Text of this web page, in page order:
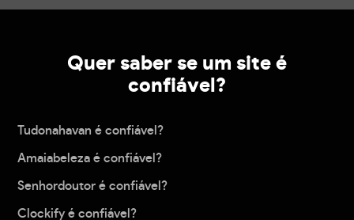
Quer saber se um site é
confiável?
Tudonahavan é confiável?
Amaiabeleza é confiável?
Senhordoutor é confiável?
Clockify é confiável?